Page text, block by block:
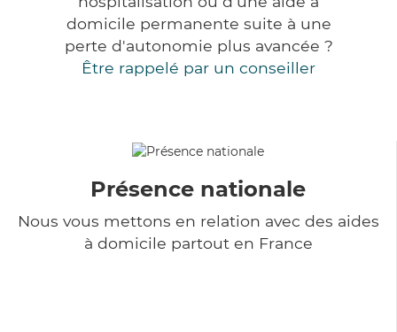
domicile permanente suite à une
perte d'autonomie plus avancée ?
Être rappelé par un conseiller
Présence nationale
Nous vous mettons en relation avec des aides
à domicile partout en France